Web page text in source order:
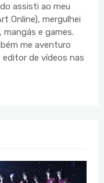
assisti ao meu
Online), mergulhei
e games.
me aventuro
de vídeos nas